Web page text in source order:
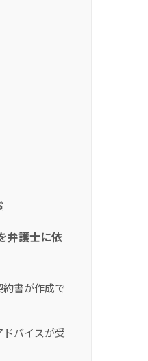
弁護士に依
書が作成で
バイスが受